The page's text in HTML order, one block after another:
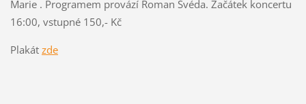
Marie . Programem provází Roman Švéda. Začátek koncertu
16:00, vstupné 150,- Kč
Plakát zde